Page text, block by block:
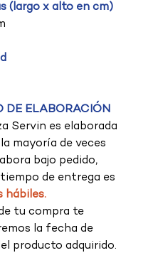
(largo x alto en cm)
DE ELABORACIÓN
Servin es elaborada
mayoría de veces
bajo pedido,
de entrega es
hábiles.
tu compra te
la fecha de
producto adquirido.